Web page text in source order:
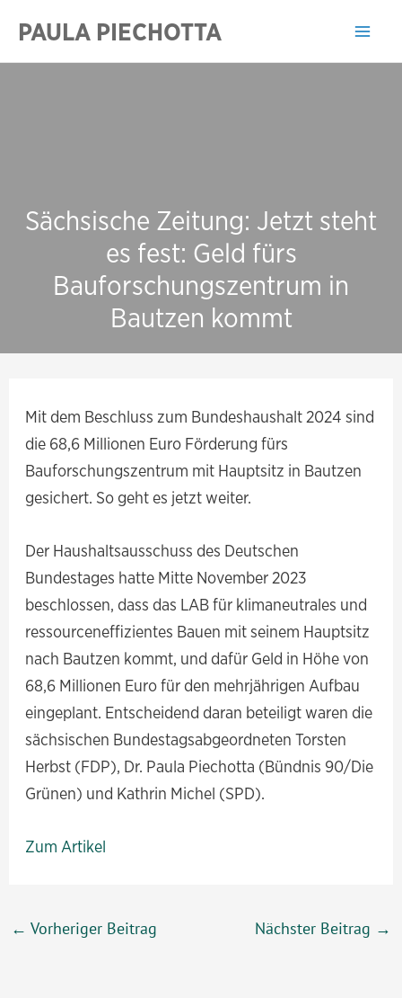
Inhalt
springen
PAULA PIECHOTTA
Sächsische Zeitung: Jetzt steht
es fest: Geld fürs
Bauforschungszentrum in
Bautzen kommt
Mit dem Beschluss zum Bundeshaushalt 2024 sind
die 68,6 Millionen Euro Förderung fürs
Bauforschungszentrum mit Hauptsitz in Bautzen
gesichert. So geht es jetzt weiter.
Der Haushaltsausschuss des Deutschen
Bundestages hatte Mitte November 2023
beschlossen, dass das LAB für klimaneutrales und
ressourceneffizientes Bauen mit seinem Hauptsitz
nach Bautzen kommt, und dafür Geld in Höhe von
68,6 Millionen Euro für den mehrjährigen Aufbau
eingeplant. Entscheidend daran beteiligt waren die
sächsischen Bundestagsabgeordneten Torsten
Herbst (FDP), Dr. Paula Piechotta (Bündnis 90/Die
Grünen) und Kathrin Michel (SPD).
Zum Artikel
Beitragsnavigation
← Vorheriger Beitrag Nächster Beitrag →